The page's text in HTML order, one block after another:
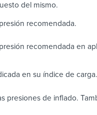
del mismo.
recomendada.
recomendada en
en su índice de carga.
presiones de inflado.